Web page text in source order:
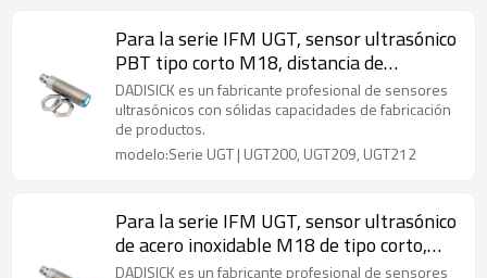
Para la serie IFM UGT, sensor ultrasónico
PBT tipo corto M18, distancia de
detección de 40 mm a 300 mm
DADISICK es un fabricante profesional de sensores
ultrasónicos con sólidas capacidades de fabricación
de productos.
modelo:Serie UGT | UGT200, UGT209, UGT212
Para la serie IFM UGT, sensor ultrasónico
de acero inoxidable M18 de tipo corto,
distancia de detección de 40 mm a 300
DADISICK es un fabricante profesional de sensores